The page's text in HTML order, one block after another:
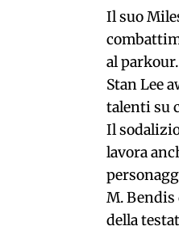
Il suo
al
Stan Lee
talenti su
Il
lavora
M. Bendis
della